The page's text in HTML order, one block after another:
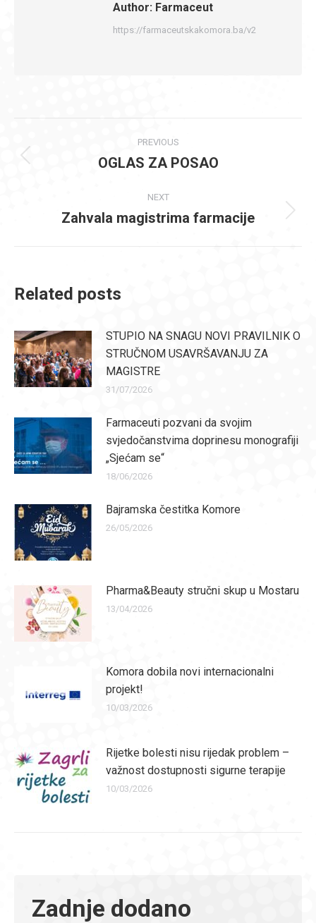
Author: Farmaceut
https://farmaceutskakomora.ba/v2
navigation
PREVIOUS
Previous
OGLAS ZA POSAO
NEXT
Next
Zahvala magistrima farmacije
Related posts
STUPIO NA SNAGU NOVI PRAVILNIK O
STRUČNOM USAVRŠAVANJU ZA
MAGISTRE
31/07/2026
Farmaceuti pozvani da svojim
svjedočanstvima doprinesu monografiji
„Sjećam se“
18/06/2026
Bajramska čestitka Komore
26/05/2026
Pharma&Beauty stručni skup u Mostaru
13/04/2026
Komora dobila novi internacionalni
projekt!
10/03/2026
Rijetke bolesti nisu rijedak problem –
važnost dostupnosti sigurne terapije
10/03/2026
Zadnje dodano